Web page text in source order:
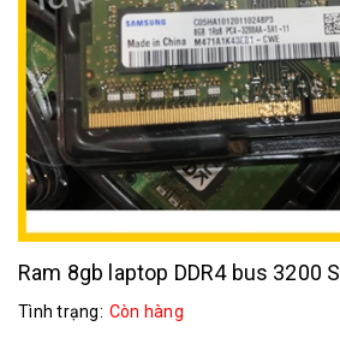
Ram 8gb laptop DDR4 bus 3200
Tình trạng: Còn hàng